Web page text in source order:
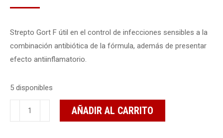
Strepto Gort F útil en el control de infecciones sensibles a la
combinación antibiótica de la fórmula, además de presentar
efecto antiinflamatorio.
5 disponibles
Strepto
Gort
AÑADIR AL CARRITO